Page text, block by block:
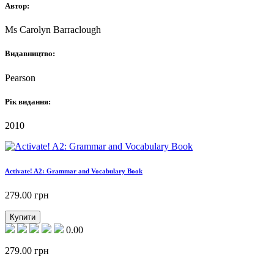
Автор:
Ms Carolyn Barraclough
Видавництво:
Pearson
Рік видання:
2010
Activate! A2: Grammar and Vocabulary Book
279.00 грн
Купити
0.00
279.00 грн